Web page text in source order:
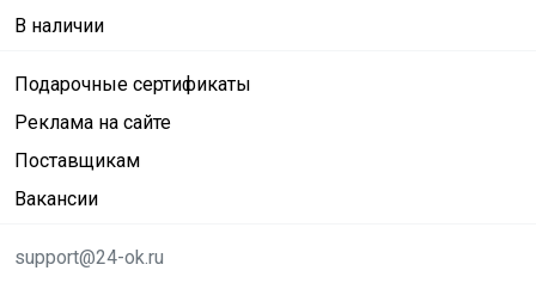
В наличии
Подарочные сертификаты
Реклама на сайте
Поставщикам
Вакансии
support@24-ok.ru